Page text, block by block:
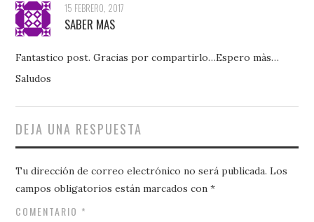
15 FEBRERO, 2017
SABER MAS
Fantastico post. Gracias por compartirlo…Espero màs…
Saludos
DEJA UNA RESPUESTA
Tu dirección de correo electrónico no será publicada. Los
campos obligatorios están marcados con*
COMENTARIO *